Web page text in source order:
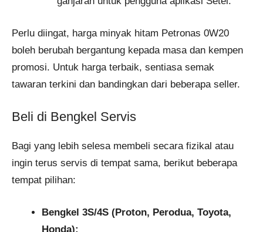
Perlu diingat, harga minyak hitam Petronas 0W20
boleh berubah bergantung kepada masa dan kempen
promosi. Untuk harga terbaik, sentiasa semak
tawaran terkini dan bandingkan dari beberapa seller.
Beli di Bengkel Servis
Bagi yang lebih selesa membeli secara fizikal atau
ingin terus servis di tempat sama, berikut beberapa
tempat pilihan:
Bengkel 3S/4S (Proton, Perodua, Toyota,
Honda):